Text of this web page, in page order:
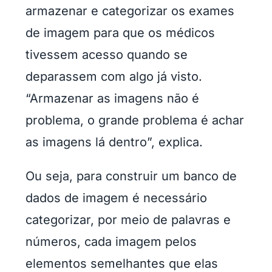
armazenar e categorizar os exames
de imagem para que os médicos
tivessem acesso quando se
deparassem com algo já visto.
“Armazenar as imagens não é
problema, o grande problema é achar
as imagens lá dentro”, explica.
Ou seja, para construir um banco de
dados de imagem é necessário
categorizar, por meio de palavras e
números, cada imagem pelos
elementos semelhantes que elas